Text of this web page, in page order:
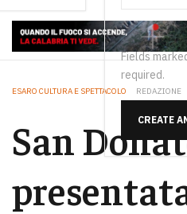
Fields
required.
CREATE
ESARO CULTURA E SPETTACOLO REDAZIONE
San